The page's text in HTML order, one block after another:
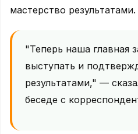
мастерство результатами.
"Теперь наша главная
выступать и
результатами," —
беседе с